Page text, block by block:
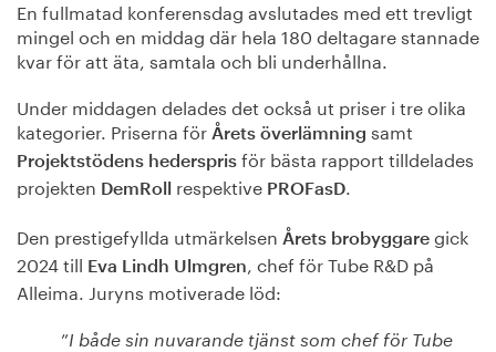
En fullmatad konferensdag avslutades med ett trevligt
mingel och en middag där hela 180 deltagare stannade
kvar för att äta, samtala och bli underhållna.
Under middagen delades det också ut priser i tre olika
kategorier. Priserna för Årets överlämning samt
Projektstödens hederspris för bästa rapport tilldelades
projekten DemRoll respektive PROFasD.
Den prestigefyllda utmärkelsen Årets brobyggare gick
2024 till Eva Lindh Ulmgren, chef för Tube R&D på
Alleima. Juryns motiverade löd:
”I både sin nuvarande tjänst som chef för Tube